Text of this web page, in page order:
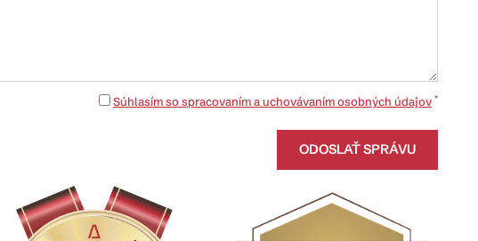
Súhlasím so spracovaním a uchovávaním osobných údajov *